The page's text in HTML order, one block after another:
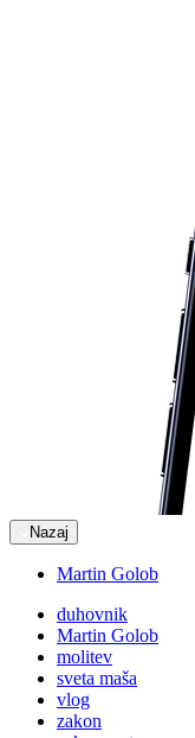
Nazaj
Martin Golob
duhovnik
Martin Golob
molitev
sveta maša
vlog
zakon